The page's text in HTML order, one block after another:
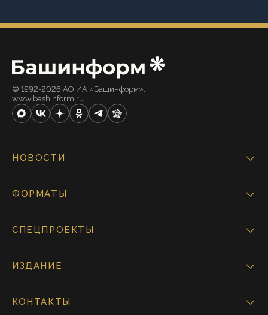
© 1992-2026 АО ИА «Башинформ».
www.bashinform.ru
НОВОСТИ
ФОРМАТЫ
СПЕЦПРОЕКТЫ
ИЗДАНИЕ
КОНТАКТЫ